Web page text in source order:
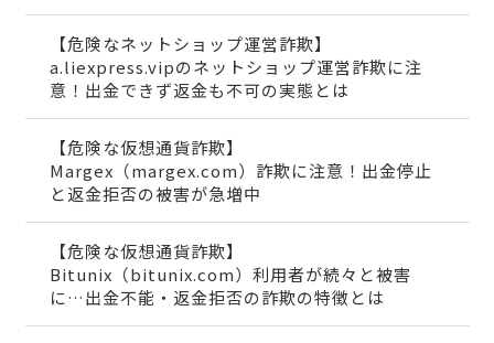
【危険なネットショップ運営詐欺】
a.liexpress.vipのネットショップ運営詐欺に注
意！出金できず返金も不可の実態とは
【危険な仮想通貨詐欺】
Margex（margex.com）詐欺に注意！出金停止
と返金拒否の被害が急増中
【危険な仮想通貨詐欺】
Bitunix（bitunix.com）利用者が続々と被害
に…出金不能・返金拒否の詐欺の特徴とは